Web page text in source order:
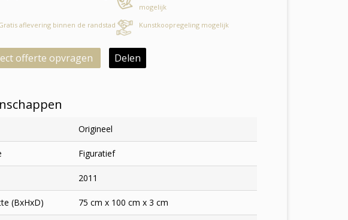
mogelijk
aflevering binnen de randstad
Kunstkoopregeling mogelijk
offerte opvragen Delen
Origineel
Figuratief
2011
(BxHxD) 75 cm x 100 cm x 3 cm